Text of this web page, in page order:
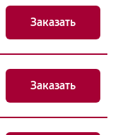
Заказать
Заказать